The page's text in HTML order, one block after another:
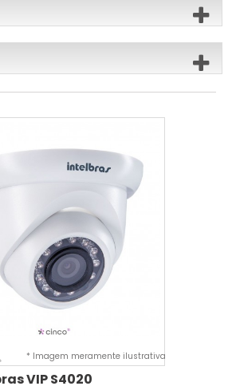
* Imagem meramente ilustrativa
VIP S4020